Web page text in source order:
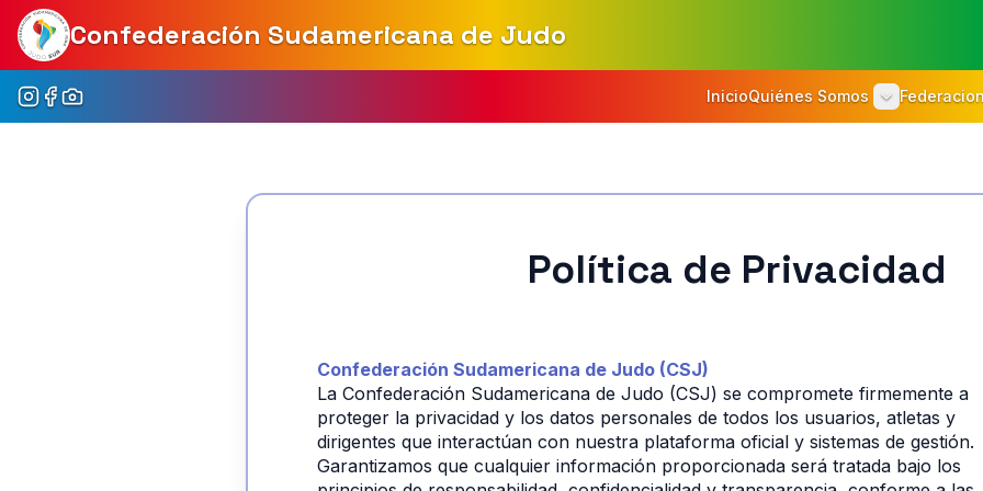
Confederación Sudamericana de Judo
InicioQuiénes Somos
Política de Privacidad
Confederación Sudamericana de Judo (CSJ)
La Confederación Sudamericana de Judo (CSJ) se compromete firmemente a
proteger la privacidad y los datos personales de todos los usuarios, atletas y
dirigentes que interactúan con nuestra plataforma oficial y sistemas de gestión.
Garantizamos que cualquier información proporcionada será tratada bajo los